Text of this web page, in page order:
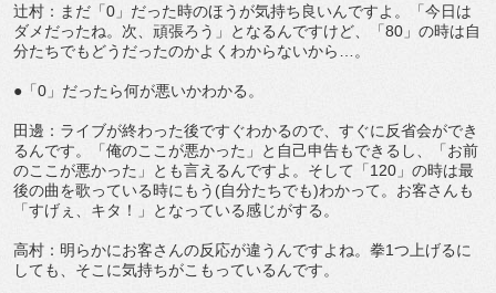
辻村：まだ「0」だった時のほうが気持ち良いんですよ。「今日は
ダメだったね。次、頑張ろう」となるんですけど、「80」の時は自
分たちでもどうだったのかよくわからないから…。
●「0」だったら何が悪いかわかる。
田邊：ライブが終わった後ですぐわかるので、すぐに反省会ができ
るんです。「俺のここが悪かった」と自己申告もできるし、「お前
のここが悪かった」とも言えるんですよ。そして「120」の時は最
後の曲を歌っている時にもう(自分たちでも)わかって。お客さんも
「すげぇ、キタ！」となっている感じがする。
高村：明らかにお客さんの反応が違うんですよね。拳1つ上げるに
しても、そこに気持ちがこもっているんです。